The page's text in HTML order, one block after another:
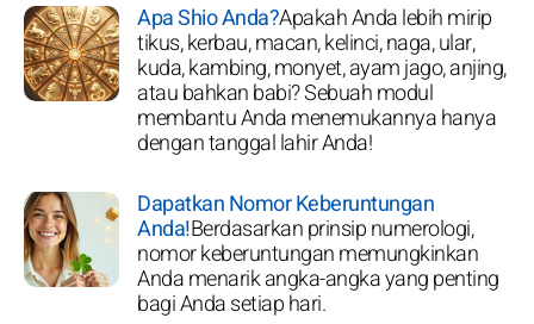
Apa Shio Anda?Apakah Anda lebih mirip
tikus, kerbau, macan, kelinci, naga, ular,
kuda, kambing, monyet, ayam jago, anjing,
atau bahkan babi? Sebuah modul
membantu Anda menemukannya hanya
dengan tanggal lahir Anda!
Dapatkan Nomor Keberuntungan
Anda!Berdasarkan prinsip numerologi,
nomor keberuntungan memungkinkan
Anda menarik angka-angka yang penting
bagi Anda setiap hari.